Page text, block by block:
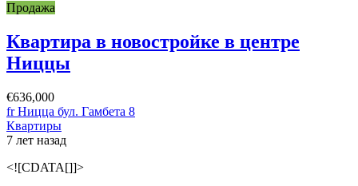
Продажа
Квартира в новостройке в центре
Ниццы
€636,000
fr Ницца бул. Гамбета 8
Квартиры
7 лет назад
<![CDATA[]]>